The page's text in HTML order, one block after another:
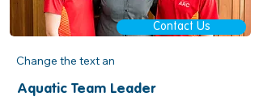
Contact Us
Change the text an
Aquatic Team Leader